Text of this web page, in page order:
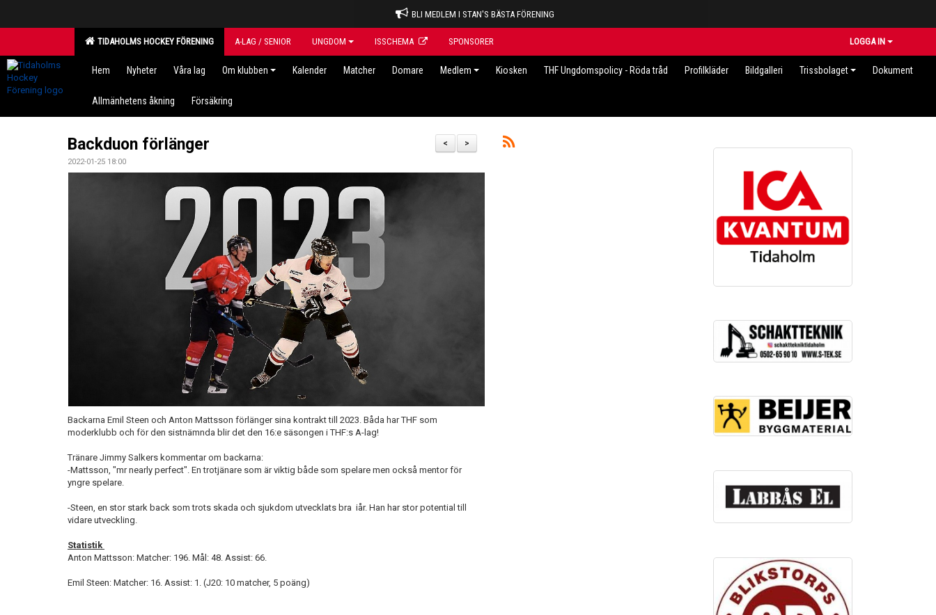
BLI MEDLEM I STAN'S BÄSTA FÖRENING
TIDAHOLMS HOCKEY FÖRENING A-LAG / SENIOR UNGDOM ISSCHEMA SPONSORER LOGGA IN
Hem Nyheter Våra lag Om klubben Kalender Matcher Domare Medlem Kiosken THF Ungdomspolicy - Röda tråd Profilkläder Bildgalleri Trissbolaget Dokument
Allmänhetens åkning Försäkring
>
<
Backduon förlänger
2022-01-25 18:00
Backarna Emil Steen och Anton Mattsson förlänger sina kontrakt till 2023. Båda har THF som
moderklubb och för den sistnämnda blir det den 16:e säsongen i THF:s A-lag!
Tränare Jimmy Salkers kommentar om backarna:
-Mattsson, "mr nearly perfect". En trotjänare som är viktig både som spelare men också mentor för
yngre spelare.
-Steen, en stor stark back som trots skada och sjukdom utvecklats bra iår. Han har stor potential till
vidare utveckling.
Statistik
Anton Mattsson: Matcher: 196. Mål: 48. Assist: 66.
Emil Steen: Matcher: 16. Assist: 1. (J20: 10 matcher, 5 poäng)